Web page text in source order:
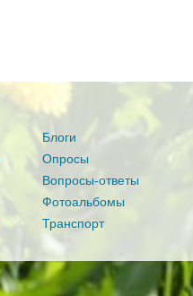
Блоги
Опросы
Вопросы-ответы
Фотоальбомы
Транспорт